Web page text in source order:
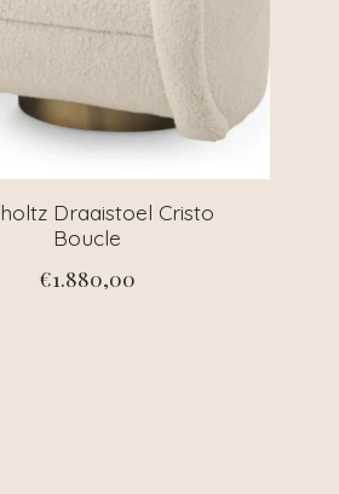
Draaistoel Cristo
Boucle
€1.880,00